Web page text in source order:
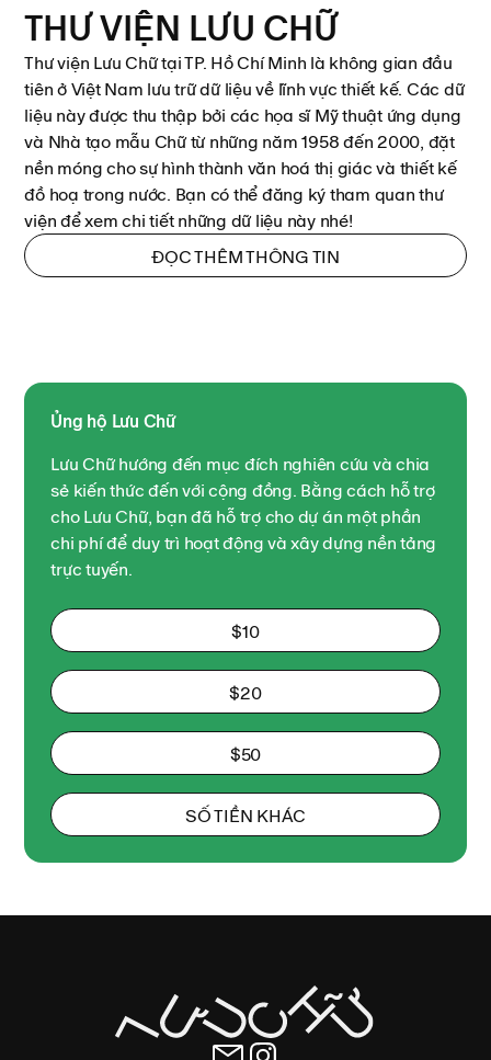
THƯ VIỆN LƯU CHỮ
Thư viện Lưu Chữ tại TP. Hồ Chí Minh là không gian đầu
tiên ở Việt Nam lưu trữ dữ liệu về lĩnh vực thiết kế. Các dữ
liệu này được thu thập bởi các họa sĩ Mỹ thuật ứng dụng
và Nhà tạo mẫu Chữ từ những năm 1958 đến 2000, đặt
nền móng cho sự hình thành văn hoá thị giác và thiết kế
đồ hoạ trong nước. Bạn có thể đăng ký tham quan thư
viện để xem chi tiết những dữ liệu này nhé!
ĐỌC THÊM THÔNG TIN
Ủng hộ Lưu Chữ
Lưu Chữ hướng đến mục đích nghiên cứu và chia
sẻ kiến thức đến với cộng đồng. Bằng cách hỗ trợ
cho Lưu Chữ, bạn đã hỗ trợ cho dự án một phần
chi phí để duy trì hoạt động và xây dựng nền tảng
trực tuyến.
$10
$20
$50
SỐ TIỀN KHÁC